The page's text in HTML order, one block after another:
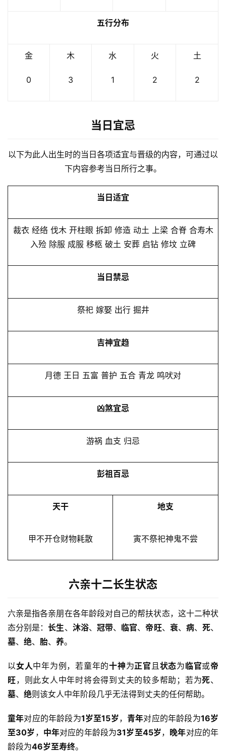
五行分布
金
0
木
3
水
1
火
2
土
2
当日宜忌
以下为此人出生时的当日各项适宜与晋级的内容，可通过以
下内容参考当日所行之事。
当日适宜
裁衣 经络 伐木 开柱眼 拆卸 修造 动土 上梁 合脊 合寿木
入殓 除服 成服 移柩 破土 安葬 启钻 修坟 立碑
当日禁忌
祭祀 嫁娶 出行 掘井
吉神宜趋
月德 王日 五富 普护 五合 青龙 鸣吠对
凶煞宜忌
游祸 血支 归忌
彭祖百忌
天干
甲不开仓财物耗散
地支
寅不祭祀神鬼不尝
六亲十二长生状态
六亲是指各亲朋在各年龄段对自己的帮扶状态，这十二种状
态分别是：长生、 沐浴、 冠带、 临官、 帝旺、 衰、 病、死、
墓、 绝、 胎、 养。
以女人中年为例，若童年的十神为正官且状态为临官或帝
旺，则此女人中年时将会得到丈夫的较多帮助；若为死、
墓、 绝则该女人中年阶段几乎无法得到丈夫的任何帮助。
童年对应的年龄段为1岁至15岁，青年对应的年龄段为16岁
至30岁 ， 中年对应的年龄段为31岁至45岁， 晚年对应的年
龄段为46岁至寿终。